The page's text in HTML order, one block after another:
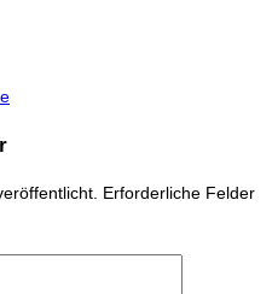
Erforderliche Felder